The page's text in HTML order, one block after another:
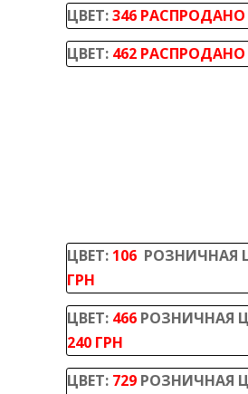
ЦВЕТ:346 РАСПРОДАНО
ЦВЕТ: 462 РАСПРОДАНО
ЦВЕТ: 106РОЗНИЧНАЯ
ГРН
ЦВЕТ: 466 РОЗНИЧНАЯ
240 ГРН
ЦВЕТ: 729 РОЗНИЧНАЯ